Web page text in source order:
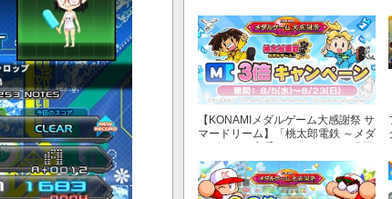
【KONAMIメダルゲーム大感謝祭 サ
マードリーム】「桃太郎電鉄 ～メダ
数が3倍！